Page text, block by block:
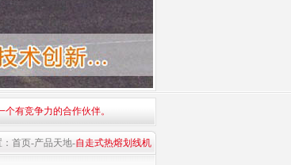
有竞争力的合作伙伴。
首页-产品天地-自走式热熔划线机